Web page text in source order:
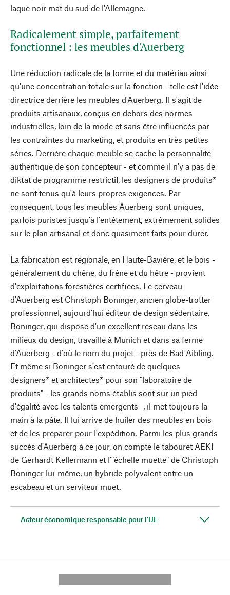
laqué noir mat du sud de l'Allemagne.
Radicalement simple, parfaitement
fonctionnel : les meubles d'Auerberg
Une réduction radicale de la forme et du matériau ainsi
qu'une concentration totale sur la fonction - telle est l'idée
directrice derrière les meubles d'Auerberg. Il s'agit de
produits artisanaux, conçus en dehors des normes
industrielles, loin de la mode et sans être influencés par
les contraintes du marketing, et produits en très petites
séries. Derrière chaque meuble se cache la personnalité
authentique de son concepteur - et comme il n'y a pas de
diktat de programme restrictif, les designers de produits*
ne sont tenus qu'à leurs propres exigences. Par
conséquent, tous les meubles Auerberg sont uniques,
parfois puristes jusqu'à l'entêtement, extrêmement solides
sur le plan artisanal et donc quasiment faits pour durer.
La fabrication est régionale, en Haute-Bavière, et le bois -
généralement du chêne, du frêne et du hêtre - provient
d'exploitations forestières certifiées. Le cerveau
d'Auerberg est Christoph Böninger, ancien globe-trotter
professionnel, aujourd'hui éditeur de design sédentaire.
Böninger, qui dispose d'un excellent réseau dans les
milieux du design, travaille à Munich et dans sa ferme
d'Auerberg - d'où le nom du projet - près de Bad Aibling.
Et même si Böninger s'est entouré de quelques
designers* et architectes* pour son "laboratoire de
produits" - les grands noms établis sont sur un pied
d'égalité avec les talents émergents -, il met toujours la
main à la pâte. Il lui arrive de huiler des meubles en bois
et de les préparer pour l'expédition. Parmi les plus grands
succès d'Auerberg à ce jour, on compte le tabouret AEKI
de Gerhardt Kellermann et l'"échelle muette" de Christoph
Böninger lui-même, un hybride polyvalent entre un
escabeau et un serviteur muet.
Acteur économique responsable pour l'UE